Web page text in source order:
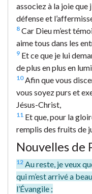
associez à la joie que
défense et
8 Car Dieu m’est
aime tous dans les
9 Et ce que je lui
de plus en plus en
10Afin que vous
vous soyez purs et
Jésus-Christ,
11 Et que, pour la
remplis des fruits de
Nouvelles de
12 Au reste, je veux
qui m’est arrivé a
l’Évangile ;